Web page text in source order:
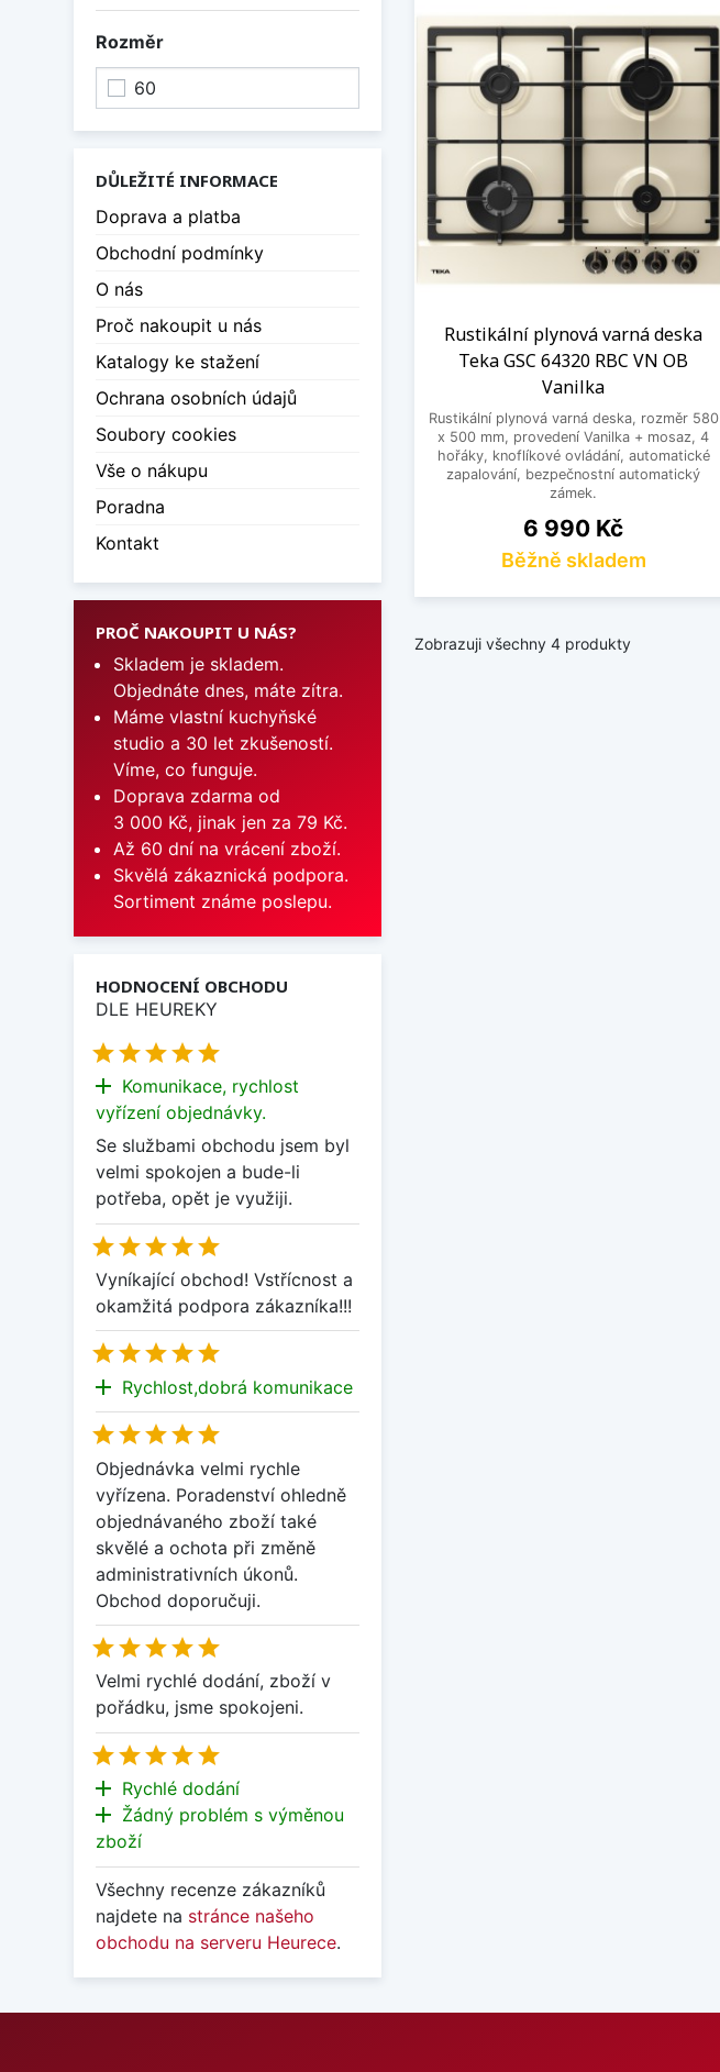
Rozměr
60
DŮLEŽITÉ INFORMACE
Doprava a platba
Obchodní podmínky
O nás
Proč nakoupit u nás
Katalogy ke stažení
Ochrana osobních údajů
Soubory cookies
Vše o nákupu
Poradna
Kontakt
PROČ NAKOUPIT U NÁS?
Skladem je skladem.
Objednáte dnes, máte zítra.
Máme vlastní kuchyňské
studio a 30 let zkušeností.
Víme, co funguje.
Doprava zdarma od
3 000 Kč, jinak jen za 79 Kč.
Až 60 dní na vrácení zboží.
Skvělá zákaznická podpora.
Sortiment známe poslepu.
HODNOCENÍ OBCHODU
DLE HEUREKY

add Komunikace, rychlost
vyřízení objednávky.
Se službami obchodu jsem byl
velmi spokojen a bude-li
potřeba, opět je využiji.

Vyníkající obchod! Vstřícnost a
okamžitá podpora zákazníka!!!

add Rychlost,dobrá komunikace

Objednávka velmi rychle
vyřízena. Poradenství ohledně
objednávaného zboží také
skvělé a ochota při změně
administrativních úkonů.
Obchod doporučuji.

Velmi rychlé dodání, zboží v
pořádku, jsme spokojeni.

add Rychlé dodání
add Žádný problém s výměnou
zboží
Všechny recenze zákazníků
najdete na stránce našeho
obchodu na serveru Heurece.
Rustikální plynová varná deska
Teka GSC 64320 RBC VN OB
Vanilka
Rustikální plynová varná deska, rozměr 580
x 500 mm, provedení Vanilka + mosaz, 4
hořáky, knoflíkové ovládání, automatické
zapalování, bezpečnostní automatický
zámek.
Cena
6 990 Kč
Běžně skladem
Zobrazuji všechny 4 produkty